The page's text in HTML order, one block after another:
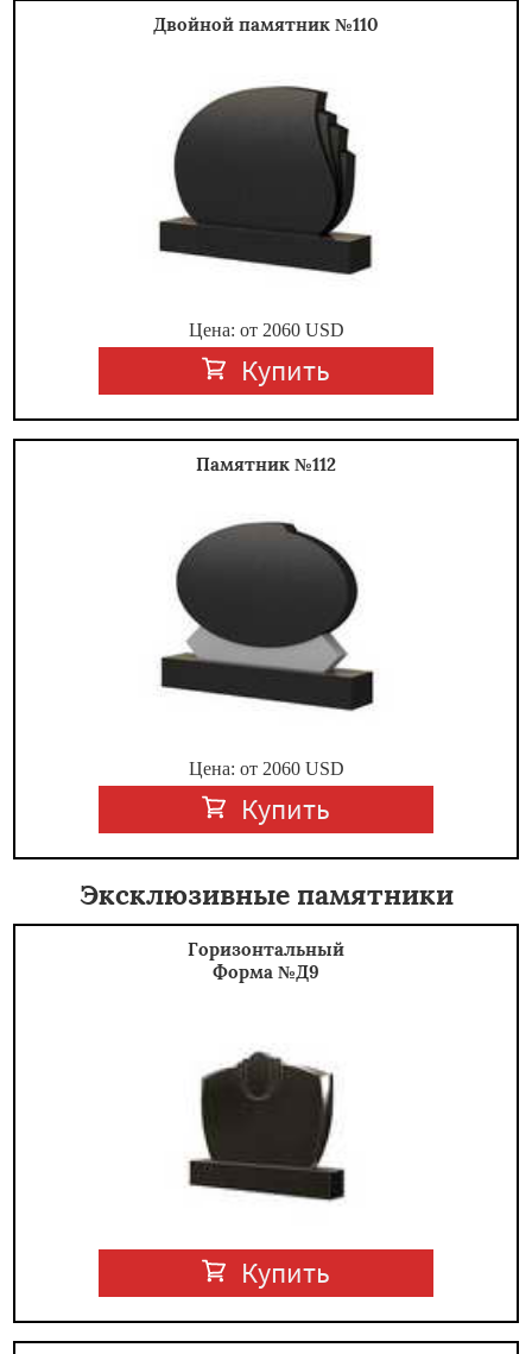
Двойной памятник №110
Цена: от 2060USD
Купить
Памятник №112
Цена: от 2060USD
Купить
Эксклюзивные памятники
Горизонтальный
Форма №Д9
Купить